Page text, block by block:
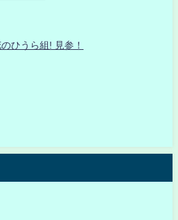
ひうら組! 見参！